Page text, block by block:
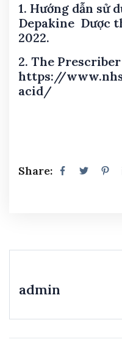
1. Hướng dẫn sử
Depakine Dược
2022.
2. The Prescriber
https://
acid/
Share:
admin